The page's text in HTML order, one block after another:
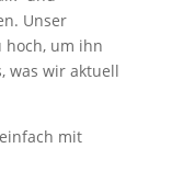
Unser
hoch, um ihn
was wir aktuell
mit